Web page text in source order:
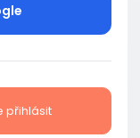
přihlásit